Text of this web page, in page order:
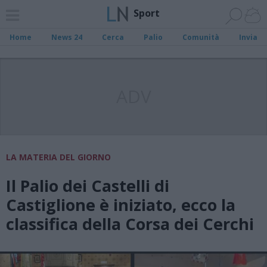
Sport
Home News 24 Cerca Palio Comunità Invia
LA MATERIA DEL GIORNO
Il Palio dei Castelli di
Castiglione è iniziato, ecco la
classifica della Corsa dei Cerchi